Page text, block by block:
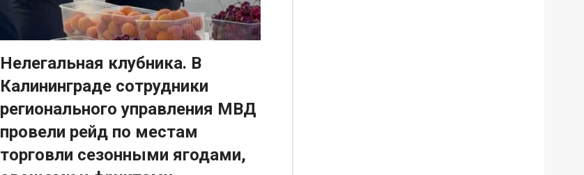
Нелегальная клубника. В
Калининграде сотрудники
регионального управления МВД
провели рейд по местам
торговли сезонными ягодами,